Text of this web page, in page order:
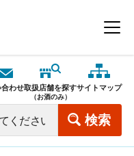
メ
合わせ取扱店舗を探す
（お酒のみ）
サイトマップ